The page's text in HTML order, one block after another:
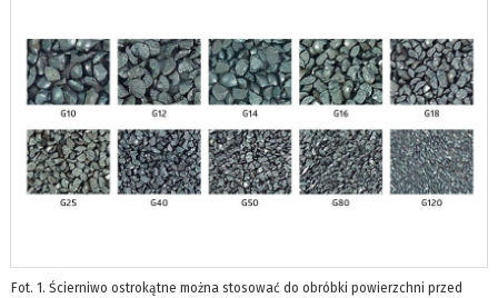
Fot. 1. Ścierniwo ostrokątne można stosować do obróbki powierzchni przed